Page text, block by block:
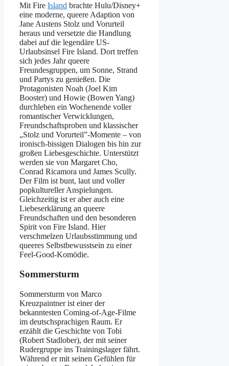
Mit Fire Island brachte Hulu/Disney+
eine moderne, queere Adaption von
Jane Austens Stolz und Vorurteil
heraus und versetzte die Handlung
dabei auf die legendäre US-
Urlaubsinsel Fire Island. Dort treffen
sich jedes Jahr queere
Freundesgruppen, um Sonne, Strand
und Partys zu genießen. Die
Protagonisten Noah (Joel Kim
Booster) und Howie (Bowen Yang)
durchleben ein Wochenende voller
romantischer Verwicklungen,
Freundschaftsproben und klassischer
„Stolz und Vorurteil”-Momente – von
ironisch-bissigen Dialogen bis hin zur
großen Liebesgeschichte. Unterstützt
werden sie von Margaret Cho,
Conrad Ricamora und James Scully.
Der Film ist bunt, laut und voller
popkultureller Anspielungen.
Gleichzeitig ist er aber auch eine
Liebeserklärung an queere
Freundschaften und den besonderen
Spirit von Fire Island. Hier
verschmelzen Urlaubsstimmung und
queeres Selbstbewusstsein zu einer
Feel-Good-Komödie.
Sommersturm
Sommersturm von Marco
Kreuzpaintner ist einer der
bekanntesten Coming-of-Age-Filme
im deutschsprachigen Raum. Er
erzählt die Geschichte von Tobi
(Robert Stadlober), der mit seiner
Rudergruppe ins Trainingslager fährt.
Während er mit seinen Gefühlen für